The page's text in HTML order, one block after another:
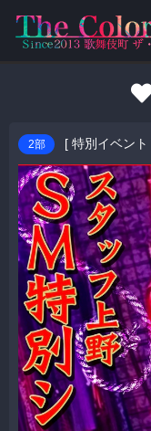
2部 [ 特別イベント